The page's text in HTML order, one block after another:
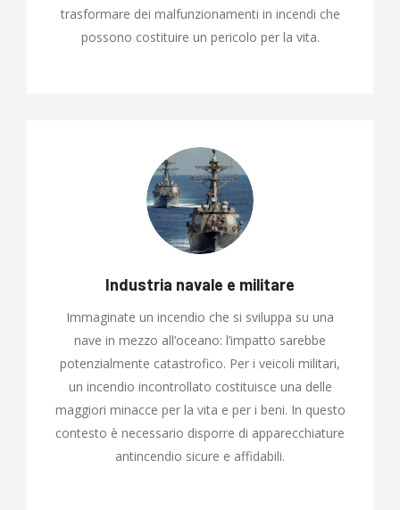
trasformare dei malfunzionamenti in incendi che
possono costituire un pericolo per la vita.
Industria navale e militare
Immaginate un incendio che si sviluppa su una
nave in mezzo all’oceano: l’impatto sarebbe
potenzialmente catastrofico. Per i veicoli militari,
un incendio incontrollato costituisce una delle
maggiori minacce per la vita e per i beni. In questo
contesto è necessario disporre di apparecchiature
antincendio sicure e affidabili.